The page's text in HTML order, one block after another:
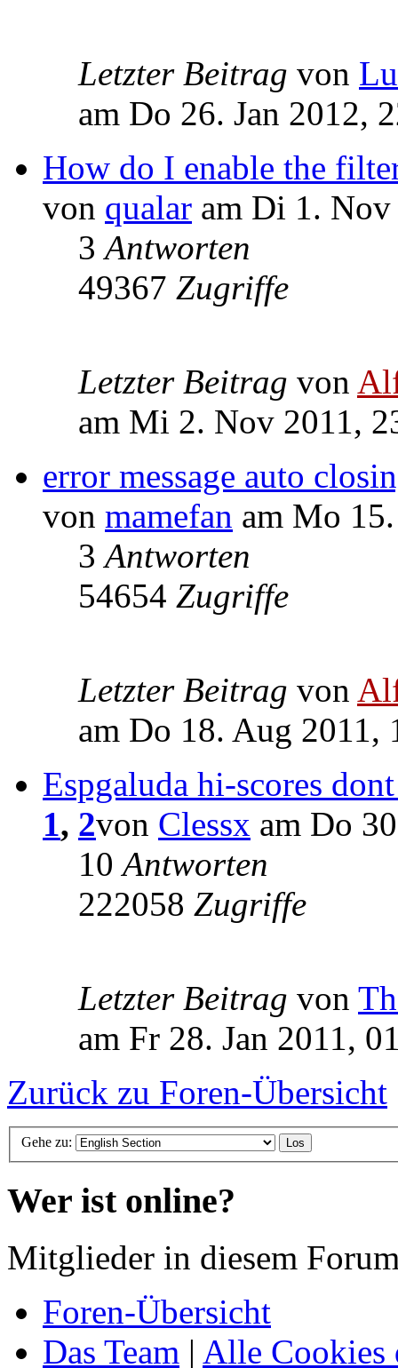
Letzter Beitrag von
am Do 26. Jan 2012,
How do I enable the
von qualar am Di 1.
3Antworten
49367 Zugriffe
Letzter Beitrag von
am Mi 2. Nov 2011,
error message auto
von mamefan am Mo
3Antworten
54654 Zugriffe
Letzter Beitrag von
am Do 18. Aug 2011,
Espgaluda hi-scores
1, 2von Clessx am Do
10Antworten
222058 Zugriffe
Letzter Beitrag von
am Fr 28. Jan 2011,
Zurück zu Foren-Übersicht
Gehe zu:
Wer ist online?
Mitglieder in diesem
Foren-Übersicht
Das Team | Alle Cookies